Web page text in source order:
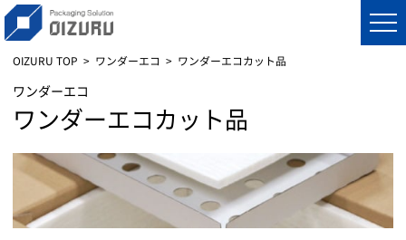
OIZURU TOP ワンダーエコ ワンダーエコカット品
ワンダーエコ
ワンダーエコカット品